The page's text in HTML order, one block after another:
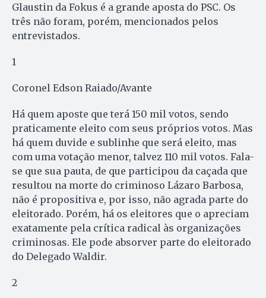
Glaustin da Fokus é a grande aposta do PSC. Os
três não foram, porém, mencionados pelos
entrevistados.
1
Coronel Edson Raiado/Avante
Há quem aposte que terá 150 mil votos, sendo
praticamente eleito com seus próprios votos. Mas
há quem duvide e sublinhe que será eleito, mas
com uma votação menor, talvez 110 mil votos. Fala-
se que sua pauta, de que participou da caçada que
resultou na morte do criminoso Lázaro Barbosa,
não é propositiva e, por isso, não agrada parte do
eleitorado. Porém, há os eleitores que o apreciam
exatamente pela crítica radical às organizações
criminosas. Ele pode absorver parte do eleitorado
do Delegado Waldir.
2